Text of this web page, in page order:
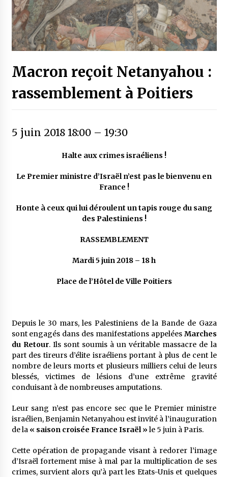
Macron reçoit Netanyahou :
rassemblement à Poitiers
5 juin 2018 18:00– 19:30
Halte aux crimes israéliens !
Le Premier ministre d’Israël n’est pas le bienvenu en
France !
Honte à ceux qui lui déroulent un tapis rouge du sang
des Palestiniens !
RASSEMBLEMENT
Mardi 5 juin 2018 – 18 h
Place de l’Hôtel de Ville Poitiers
Depuis le 30 mars, les Palestiniens de la Bande de Gaza
sont engagés dans des manifestations appelées Marches
du Retour. Ils sont soumis à un véritable massacre de la
part des tireurs d’élite israéliens portant à plus de cent le
nombre de leurs morts et plusieurs milliers celui de leurs
blessés, victimes de lésions d’une extrême gravité
conduisant à de nombreuses amputations.
Leur sang n’est pas encore sec que le Premier ministre
israélien, Benjamin Netanyahou est invité à l’inauguration
de la « saison croisée France Israël » le 5 juin à Paris.
Cette opération de propagande visant à redorer l’image
d’Israël fortement mise à mal par la multiplication de ses
crimes, survient alors qu’à part les Etats-Unis et quelques